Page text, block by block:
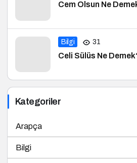
Bilgi 31
Celi Sülüs Ne Demek?
Kategoriler
Bilgi
Ekonomi